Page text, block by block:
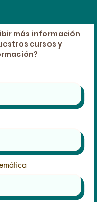
más información
cursos y